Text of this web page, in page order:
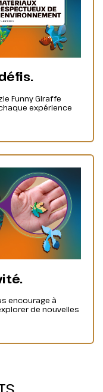
Funny Giraffe
expérience
encourage à
de nouvelles